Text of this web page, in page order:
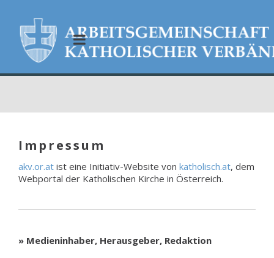
Impressum
akv.or.at ist eine Initiativ-Website von katholisch.at, dem
Webportal der Katholischen Kirche in Österreich.
» Medieninhaber, Herausgeber, Redaktion